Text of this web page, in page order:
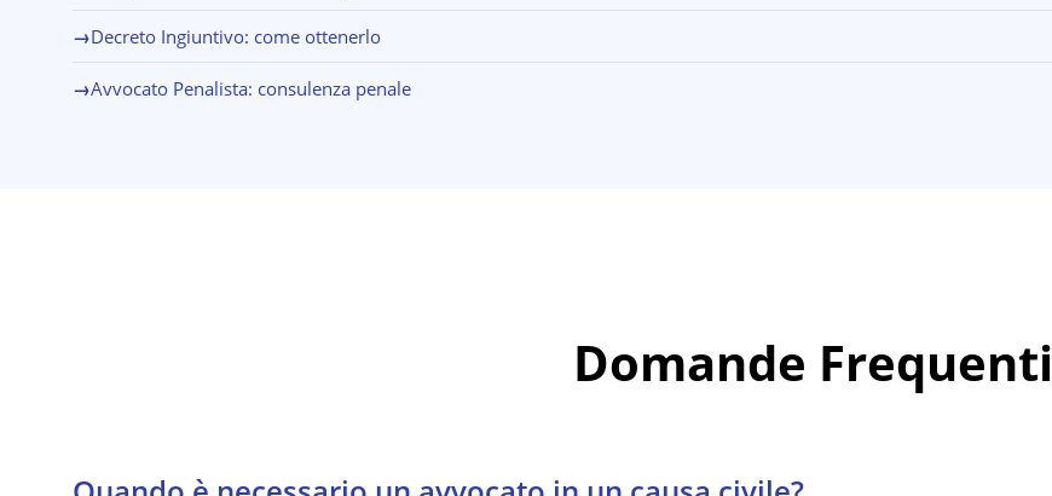
→Decreto Ingiuntivo: come ottenerlo
→Avvocato Penalista: consulenza penale
Domande Frequenti